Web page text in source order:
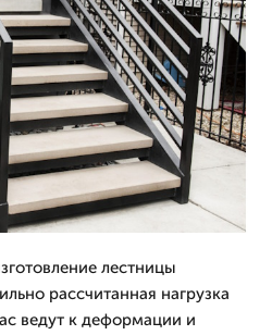
лестницы
рассчитанная нагрузка
ведут к деформации и